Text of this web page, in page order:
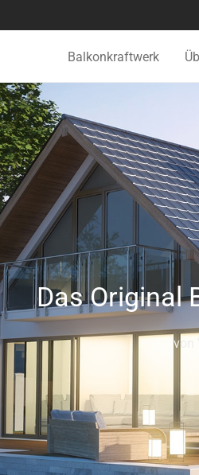
Balkonkraftwerk
Das Original
von